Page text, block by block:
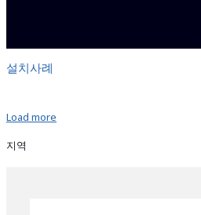
설치사례
Load more
지역